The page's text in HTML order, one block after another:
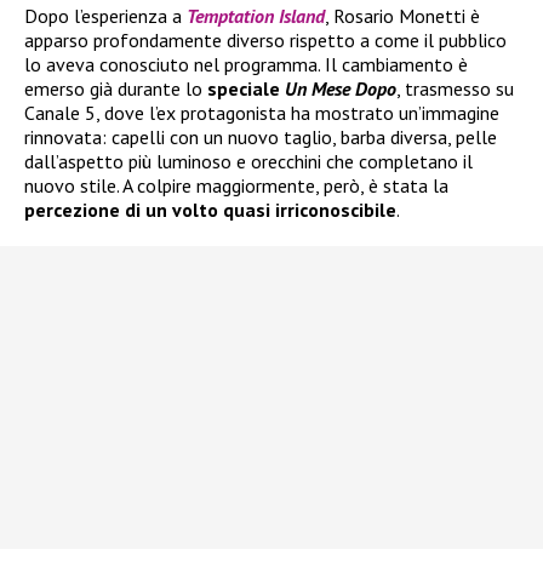
Dopo l’esperienza a Temptation Island, Rosario Monetti è
apparso profondamente diverso rispetto a come il pubblico
lo aveva conosciuto nel programma. Il cambiamento è
emerso già durante lo speciale Un Mese Dopo, trasmesso su
Canale 5, dove l’ex protagonista ha mostrato un’immagine
rinnovata: capelli con un nuovo taglio, barba diversa, pelle
dall’aspetto più luminoso e orecchini che completano il
nuovo stile. A colpire maggiormente, però, è stata la
percezione di un volto quasi irriconoscibile.